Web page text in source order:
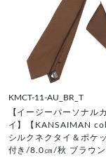
KMCT-11-AU_BR_T
【イージーパーソナル
イ】【KANSAIMAN
シルクネクタイ＆ポケ
付き/8.0㎝/秋 ブラウン